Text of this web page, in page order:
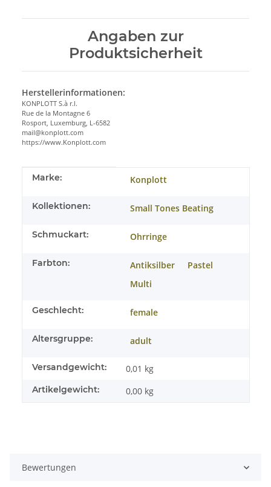
Angaben zur
Produktsicherheit
Herstellerinformationen:
KONPLOTT S.à r.l.
Rue de la Montagne 6
Rosport, Luxemburg, L-6582
mail@konplott.com
https://www.Konplott.com
Produkteigenschaft
Wert
Marke: Konplott
Kollektionen: Small Tones Beating
Schmuckart: Ohrringe
Farbton: Antiksilber
Pastel
Multi
Geschlecht: female
Altersgruppe: adult
Versandgewicht: 0,01 kg
Artikelgewicht: 0,00 kg
Bewertungen